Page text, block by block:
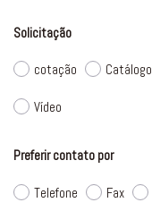
Solicitação
cotação Catálogo
Vídeo
Preferir contato por
Telefone Fax